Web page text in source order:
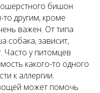
бишон
другим, кроме
важен. От типа
собака, зависит,
Часто у питомцев
какого-то одного
к аллергии.
может помочь